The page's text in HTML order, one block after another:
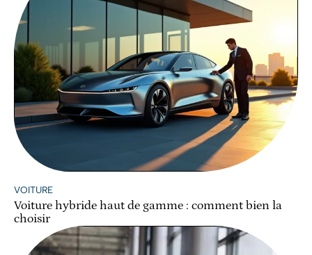
VOITURE
Voiture hybride haut de gamme : comment bien la
choisir